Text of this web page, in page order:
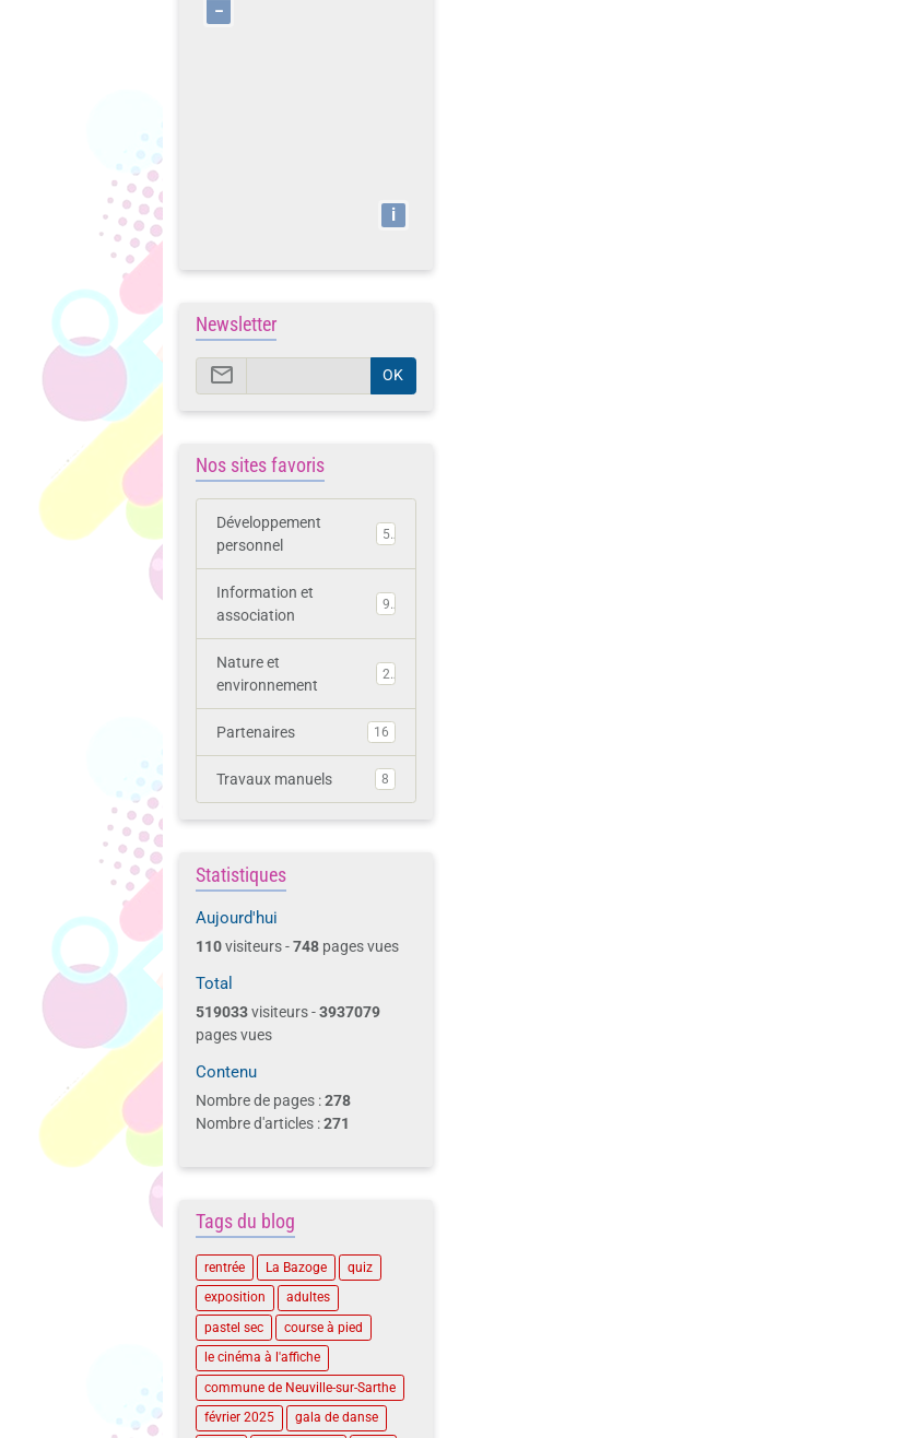
−
i
Newsletter
OK
Nos sites favoris
Développement
personnel
5
Information et
association
9
Nature et
environnement
2
Partenaires 16
Travaux manuels 8
Statistiques
Aujourd'hui
110visiteurs -748 pages vues
Total
519033visiteurs -3937079
pages vues
Contenu
Nombre de pages :278
Nombre d'articles :271
Tags du blog
rentrée La Bazoge
quiz
exposition
adultes
pastel sec
course à pied
le cinéma à l'affiche
commune de Neuville-sur-Sarthe
février 2025
gala de danse